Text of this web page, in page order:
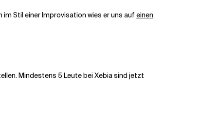
Stil einer Improvisation wies er uns auf einen
Mindestens 5 Leute bei Xebia sind jetzt